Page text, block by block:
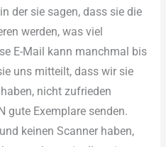
der sie sagen, dass sie die
werden, was viel
E-Mail kann manchmal bis
uns mitteilt, dass wir sie
nicht zufrieden
gute Exemplare senden.
keinen Scanner haben,